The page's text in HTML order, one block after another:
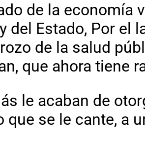
de la economía
del Estado, Por el
de la salud
que ahora tiene
le acaban de
que se le cante, a